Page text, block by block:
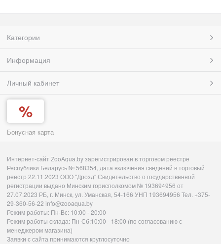
Категории
Информация
Личный кабинет
Бонусная карта
Интернет-сайт ZooAqua.by зарегистрирован в торговом реестре
Республики Беларусь № 568354, дата включения сведений в торговый
реестр 22.11.2023 ООО "Дрозд" Свидетельство о государственной
регистрации выдано Минским горисполкомом № 193694956 от
27.07.2023 РБ, г. Минск, ул. Уманская, 54-166 УНП 193694956 Тел. +375-
29-360-56-22 info@zooaqua.by
Режим работы: Пн-Вс: 10:00 - 20:00
Режим работы склада: Пн-Сб:10:00 - 18:00 (по согласованию с
менеджером магазина)
Заявки с сайта принимаются круглосуточно